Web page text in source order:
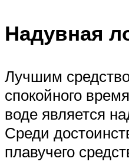
Надувная
Лучшим
спокойного
воде является
Среди
плавучего